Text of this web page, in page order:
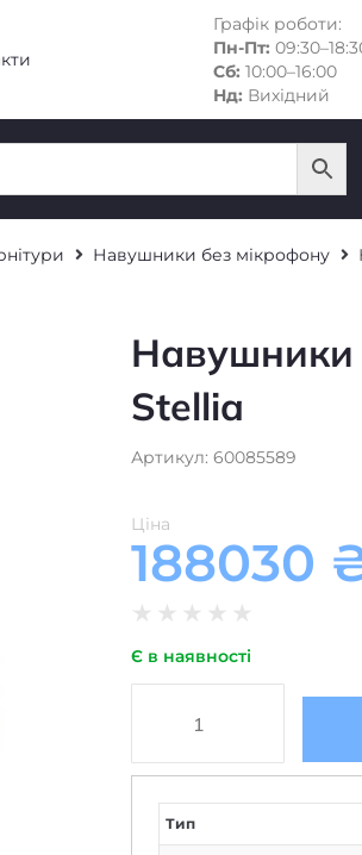
Графік роботи:
Пн-Пт:
Сб: 10:00–16:00
Нд: Вихідний
Навушники без мікрофону
Навушники
Stellia
Артикул: 60085589
Ціна
188030
★ ★ ★ ★ ★
Є в наявності
Тип